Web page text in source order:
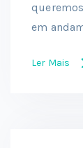
em
Ler Mais